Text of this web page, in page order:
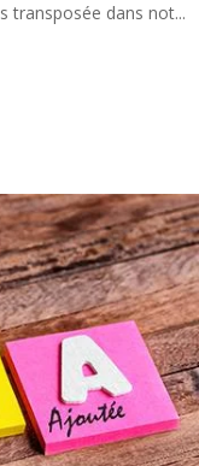
transposée dans not...